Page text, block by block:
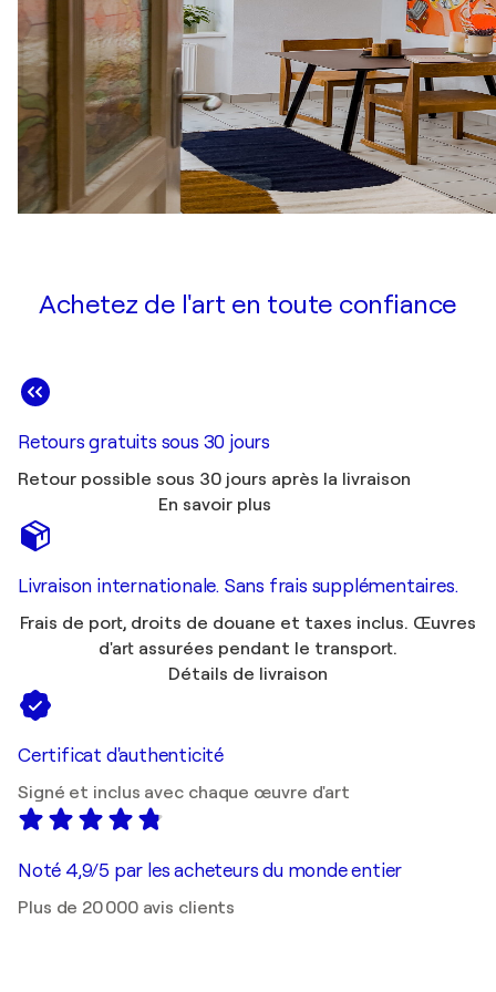
Achetez de l'art en toute confiance
Retours gratuits sous 30 jours
Retour possible sous 30 jours après la livraison
En savoir plus
Livraison internationale. Sans frais supplémentaires.
Frais de port, droits de douane et taxes inclus. Œuvres
d'art assurées pendant le transport.
Détails de livraison
Certificat d'authenticité
Signé et inclus avec chaque œuvre d'art
Noté 4,9/5 par les acheteurs du monde entier
Plus de 20 000 avis clients